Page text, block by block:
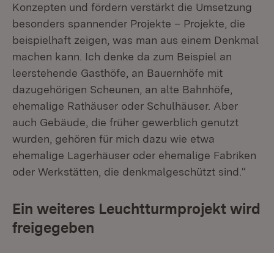
Konzepten und fördern verstärkt die Umsetzung
besonders spannender Projekte – Projekte, die
beispielhaft zeigen, was man aus einem Denkmal
machen kann. Ich denke da zum Beispiel an
leerstehende Gasthöfe, an Bauernhöfe mit
dazugehörigen Scheunen, an alte Bahnhöfe,
ehemalige Rathäuser oder Schulhäuser. Aber
auch Gebäude, die früher gewerblich genutzt
wurden, gehören für mich dazu wie etwa
ehemalige Lagerhäuser oder ehemalige Fabriken
oder Werkstätten, die denkmalgeschützt sind.“
Ein weiteres Leuchtturmprojekt wird
freigegeben